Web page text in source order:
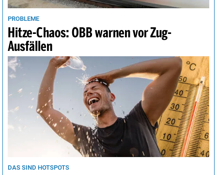
PROBLEME
Hitze-Chaos: ÖBB warnen vor Zug-
Ausfällen
DAS SIND HOTSPOTS